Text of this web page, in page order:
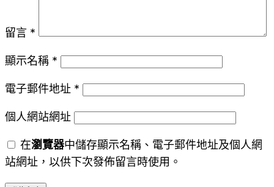
留言 *
顯示名稱 *
電子郵件地址 *
個人網站網址
在瀏覽器中儲存顯示名稱、電子郵件地址及個人網
站網址，以供下次發佈留言時使用。